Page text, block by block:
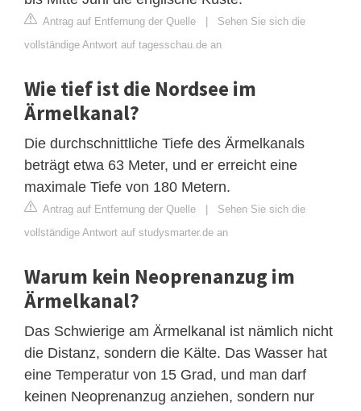
Antrag auf Entfernung der Quelle | Sehen Sie sich die
vollständige Antwort auf tagesschau.de an
Wie tief ist die Nordsee im
Ärmelkanal?
Die durchschnittliche Tiefe des Ärmelkanals
beträgt etwa 63 Meter, und er erreicht eine
maximale Tiefe von 180 Metern.
Antrag auf Entfernung der Quelle | Sehen Sie sich die
vollständige Antwort auf studysmarter.de an
Warum kein Neoprenanzug im
Ärmelkanal?
Das Schwierige am Ärmelkanal ist nämlich nicht
die Distanz, sondern die Kälte. Das Wasser hat
eine Temperatur von 15 Grad, und man darf
keinen Neoprenanzug anziehen, sondern nur